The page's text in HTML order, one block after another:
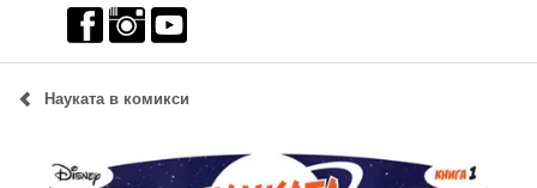
Науката в комикси